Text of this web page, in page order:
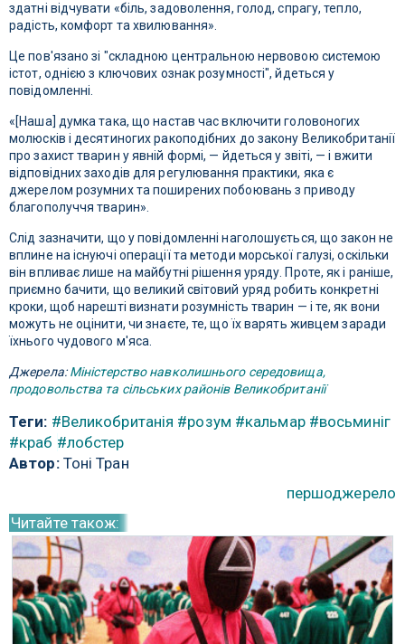
здатні відчувати «біль, задоволення, голод, спрагу, тепло,
радість, комфорт та хвилювання».
Це пов'язано зі "складною центральною нервовою системою
істот, однією з ключових ознак розумності", йдеться у
повідомленні.
«[Наша] думка така, що настав час включити головоногих
молюсків і десятиногих ракоподібних до закону Великобританії
про захист тварин у явній формі, — йдеться у звіті, — і вжити
відповідних заходів для регулювання практики, яка є
джерелом розумних та поширених побоювань з приводу
благополуччя тварин».
Слід зазначити, що у повідомленні наголошується, що закон не
вплине на існуючі операції та методи морської галузі, оскільки
він впливає лише на майбутні рішення уряду. Проте, як і раніше,
приємно бачити, що великий світовий уряд робить конкретні
кроки, щоб нарешті визнати розумність тварин — і те, як вони
можуть не оцінити, чи знаєте, те, що їх варять живцем заради
їхнього чудового м'яса.
Джерела:Міністерство навколишнього середовища,
продовольства та сільських районів Великобританії
Теги: #Великобританія #розум #кальмар #восьминіг
#краб #лобстер
Автор:Тоні Тран
першоджерело
Читайте також: